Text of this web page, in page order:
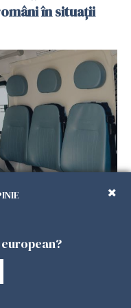
în situații